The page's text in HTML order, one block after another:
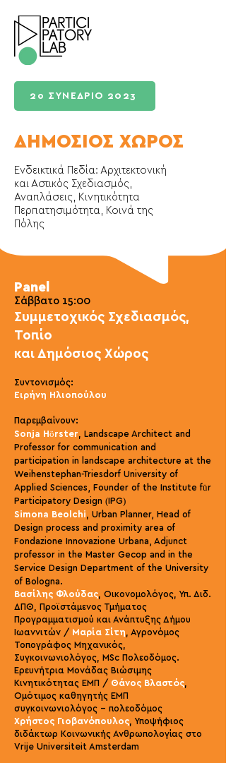
2ο ΣΥΝΕΔΡΙΟ 2023
ΔΗΜΟΣΙΟΣ ΧΩΡΟΣ
​Ενδεικτικά Πεδία: Αρχιτεκτονική
και Αστικός Σχεδιασμός,
Αναπλάσεις, Κινητικότητα
Περπατησιμότητα, Κοινά της
Πόλης
Panel
Σάββατο 15:00
Συμμετοχικός Σχεδιασμός,
Τοπίο
και Δημόσιος Χώρος
Συντονισμός:
Ειρήνη Ηλιοπούλου
Παρεμβαίνουν:
Sonja Hörster, Landscape Architect and
Professor for communication and
participation in landscape architecture at the
Weihenstephan-Triesdorf University of
Applied Sciences, Founder of the Institute für
Participatory Design (IPG)
Simona Beolchi, Urban Planner, Head of
Design process and proximity area of
Fondazione Innovazione Urbana, Adjunct
professor in the Master Gecop and in the
Service Design Department of the University
of Bologna.
Βασίλης Φλούδας, Οικονομολόγος, Υπ. Διδ.
ΔΠΘ, Προϊστάμενος Τμήματος
Προγραμματισμού και Ανάπτυξης Δήμου
Ιωαννιτών / Μαρία Σίτη, Αγρονόμος
Τοπογράφος Μηχανικός,
Συγκοινωνιολόγος, MSc Πολεοδόμος.
Ερευνήτρια Μονάδας Βιώσιμης
Κινητικότητας ΕΜΠ / Θάνος Βλαστός,
Ομότιμος καθηγητής ΕΜΠ
συγκοινωνιολόγος - πολεοδόμος
Χρήστος Γιοβανόπουλος, Υποψήφιος
διδάκτωρ Κοινωνικής Ανθρωπολογίας στο
Vrije Universiteit Amsterdam